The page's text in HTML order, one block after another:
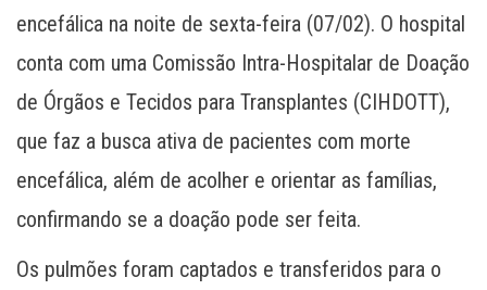
encefálica na noite de sexta-feira (07/02). O hospital
conta com uma Comissão Intra-Hospitalar de Doação
de Órgãos e Tecidos para Transplantes (CIHDOTT),
que faz a busca ativa de pacientes com morte
encefálica, além de acolher e orientar as famílias,
confirmando se a doação pode ser feita.
Os pulmões foram captados e transferidos para o